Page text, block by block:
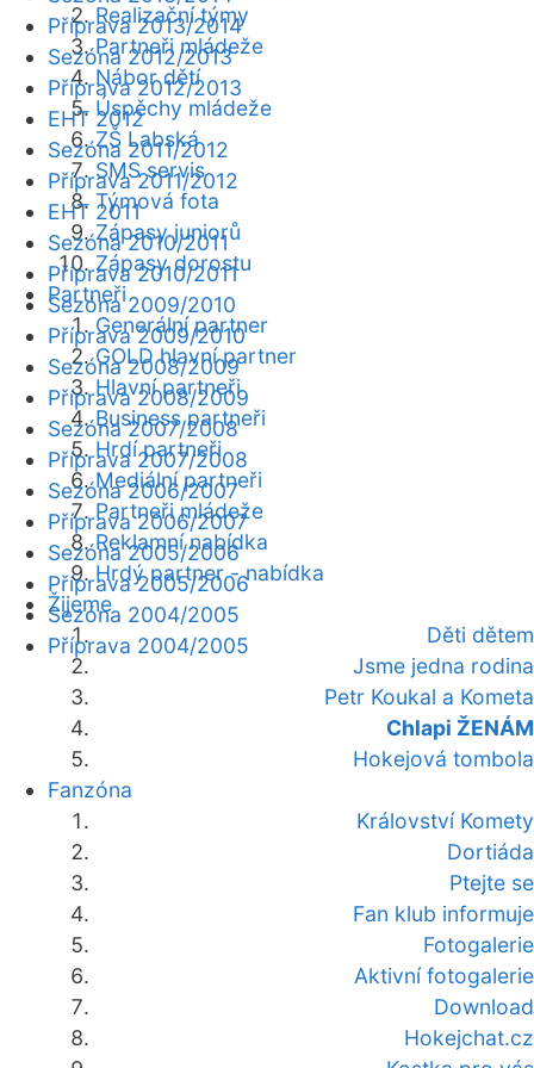
Realizační týmy
Partneři mládeže
Nábor dětí
Úspěchy mládeže
ZŠ Labská
SMS servis
Týmová fota
Zápasy juniorů
Zápasy dorostu
Partneři
Generální partner
GOLD hlavní partner
Hlavní partneři
Business partneři
Hrdí partneři
Mediální partneři
Partneři mládeže
Reklamní nabídka
Hrdý partner - nabídka
Žijeme
Děti dětem
Jsme jedna rodina
Petr Koukal a Kometa
Chlapi ŽENÁM
Hokejová tombola
Fanzóna
Království Komety
Dortiáda
Ptejte se
Fan klub informuje
Fotogalerie
Aktivní fotogalerie
Download
Hokejchat.cz
Příprava 2013/2014
Sezóna 2012/2013
Příprava 2012/2013
EHT 2012
Sezóna 2011/2012
Příprava 2011/2012
EHT 2011
Sezóna 2010/2011
Příprava 2010/2011
Sezóna 2009/2010
Příprava 2009/2010
Sezóna 2008/2009
Příprava 2008/2009
Sezóna 2007/2008
Příprava 2007/2008
Sezóna 2006/2007
Příprava 2006/2007
Sezóna 2005/2006
Příprava 2005/2006
Sezóna 2004/2005
Příprava 2004/2005